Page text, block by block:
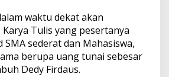
waktu dekat akan
Tulis yang pesertanya
sederat dan Mahasiswa,
berupa uang tunai sebesar
Dedy Firdaus.